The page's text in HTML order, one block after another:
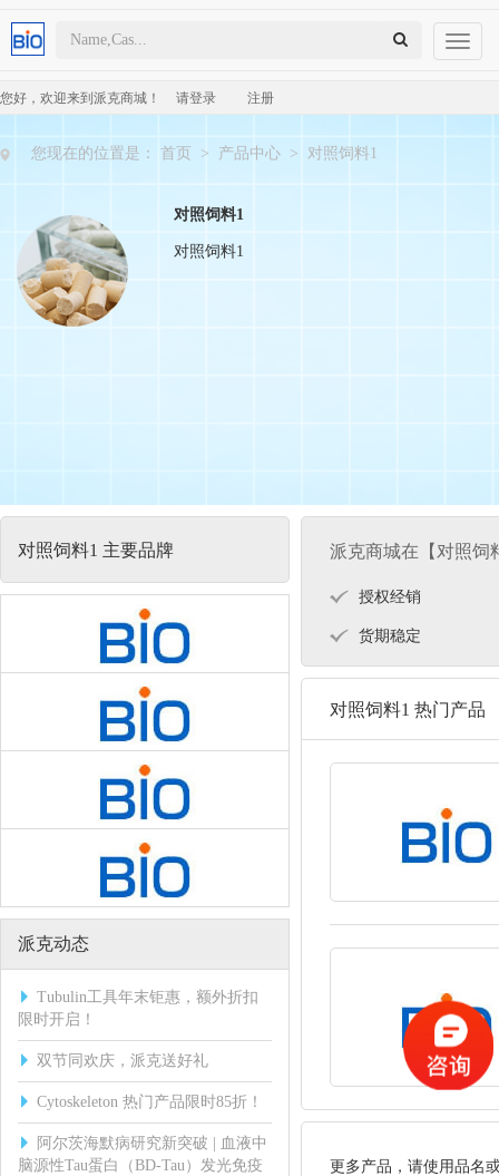
您好，欢迎来到派克商城！ 请登录 注册
Toggle
您现在的位置是： 首页 > 产品中心 > 对照饲料1
对照饲料1
对照饲料1
对照饲料1 主要品牌
派克动态
Tubulin工具年末钜惠，额外折扣
限时开启！
双节同欢庆，派克送好礼
Cytoskeleton 热门产品限时85折！
阿尔茨海默病研究新突破 | 血液中
脑源性Tau蛋白（BD-Tau）发光免疫
派克商城在【对照饲
授权经销
货期稳定
对照饲料1 热门产品
更多产品，请使用品名